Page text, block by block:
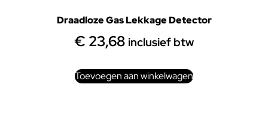
Draadloze Gas Lekkage Detector
€ 23,68 inclusief btw
Toevoegen aan winkelwagen